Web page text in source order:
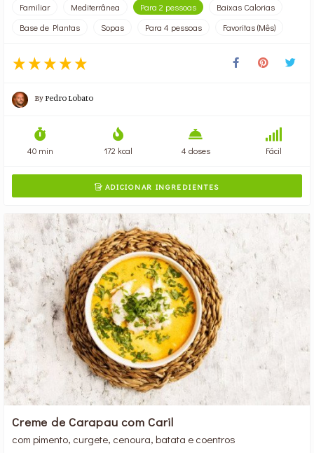
Familiar Mediterrânea Para 2 pessoas
Baixas Calorias
Base de Plantas
Sopas Para 4 pessoas Favoritas (Mês)
ByPedro Lobato
40 min 172 kcal 4 doses Fácil
ADICIONAR INGREDIENTES
Creme de Carapau com Caril
com pimento, curgete, cenoura, batata e coentros